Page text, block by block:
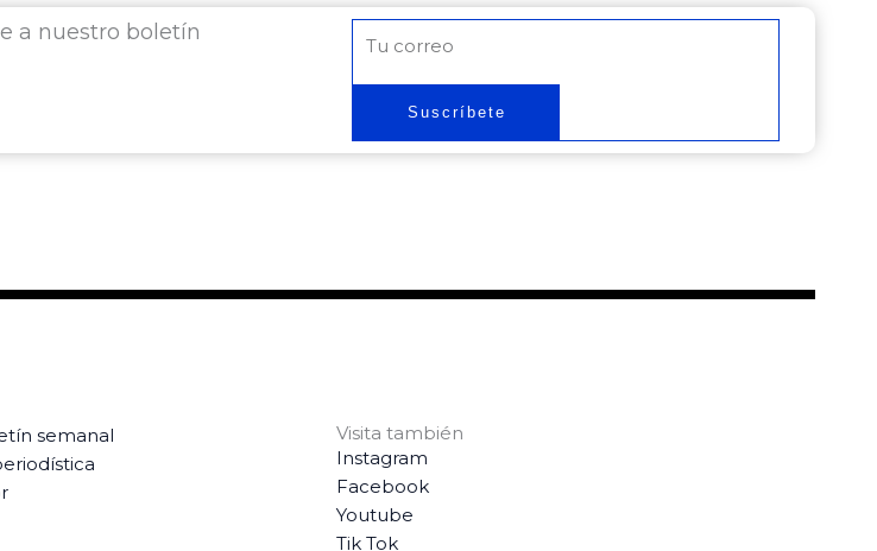
a nuestro boletín
Suscríbete
semanal
Visita también
Instagram
Facebook
Youtube
Tik Tok